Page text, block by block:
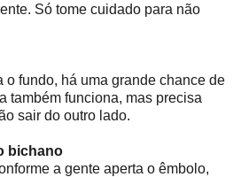
Só tome cuidado para não
o fundo, há uma grande chance de
também funciona, mas precisa
sair do outro lado.
bichano
a gente aperta o êmbolo,